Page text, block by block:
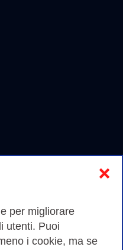
per migliorare
utenti. Puoi
i cookie, ma se
❌